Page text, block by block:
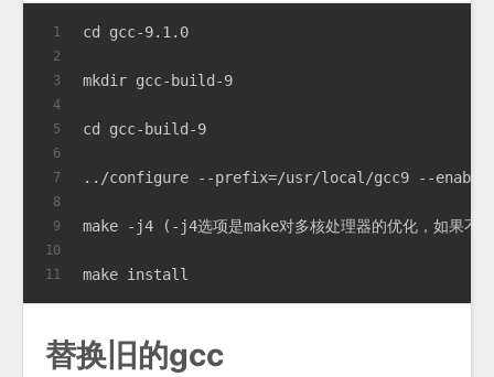
1
2
3
4
5
6
7
8
9
10
11
cd gcc-9.1.0
mkdir gcc-build-9
cd gcc-build-9
../configure --prefix=/usr/local/gcc9 --
make -j4 (-j4选项是make对多核处理器的优化，如果不
make install
替换旧的gcc